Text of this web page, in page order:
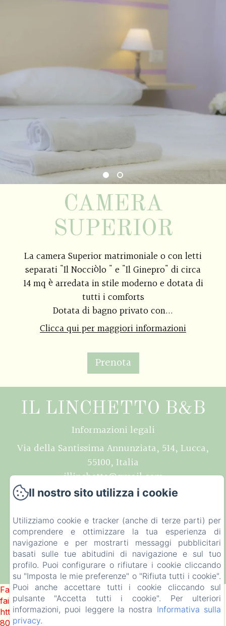
CAMERA
SUPERIOR
La camera Superior matrimoniale o con letti
separati "Il Nocciòlo " e "Il Ginepro" di circa
14 mq è arredata in stile moderno e dotata di
tutti i comforts
Dotata di bagno privato con...
Clicca qui per maggiori informazioni
Prenota
IL LINCHETTO B&B
Informazioni legali
Via della Santissima Annunziata, 514, Lucca,
55100, Italia
illinchetto@gmail.com
+39 0583998449
Funziona con Amenitiz
Failed to load BookingEngine/index: Loading chunk 2698
failed. (missing:
https://d1cmur5l0xva3h.cloudfront.net/packs/2698-
8080975d3316b4b3-fe2dec0bd67fe3fe.js)
Il nostro sito utilizza i cookie
Utilizziamo cookie e tracker (anche di terze parti) per
comprendere e ottimizzare la tua esperienza di
navigazione e per mostrarti messaggi pubblicitari
basati sulle tue abitudini di navigazione e sul tuo
profilo. Puoi configurare o rifiutare i cookie cliccando
su "Imposta le mie preferenze" o "Rifiuta tutti i cookie".
Puoi anche accettare tutti i cookie cliccando sul
pulsante "Accetta tutti i cookie". Per ulteriori
informazioni, puoi leggere la nostra Informativa sulla
privacy.